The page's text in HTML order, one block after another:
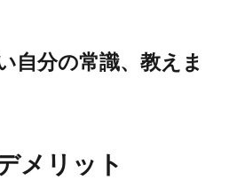
自分の常識、教えま
メリット